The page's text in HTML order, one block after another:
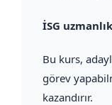
İSG
Bu kurs,
görev
kazandırır.